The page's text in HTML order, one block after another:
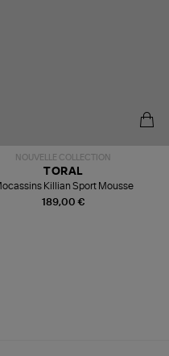
NOUVELLE COLLECTION
189,00 €
TORAL
Killian Sport Mousse